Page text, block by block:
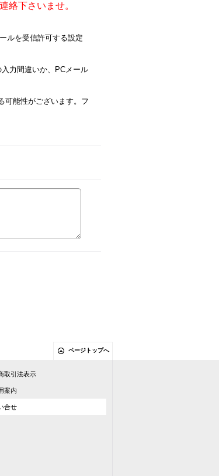
絡下さいませ。
ルを受信許可する設定
力間違いか、PCメール
可能性がございます。フ
ページトップへ
取引法表示
案内
合せ